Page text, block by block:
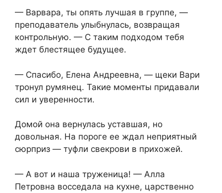
— Варвара, ты опять лучшая в группе, —
преподаватель улыбнулась, возвращая
контрольную. — С таким подходом тебя
ждет блестящее будущее.
— Спасибо, Елена Андреевна, — щеки Вари
тронул румянец. Такие моменты придавали
сил и уверенности.
Домой она вернулась уставшая, но
довольная. На пороге ее ждал неприятный
сюрприз — туфли свекрови в прихожей.
— А вот и наша труженица! — Алла
Петровна восседала на кухне, царственно